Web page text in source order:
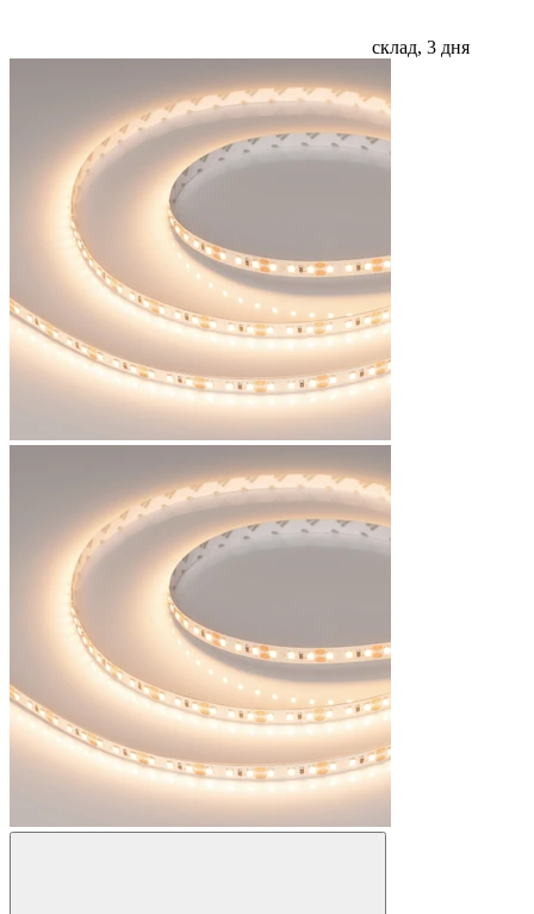
склад, 3 дня